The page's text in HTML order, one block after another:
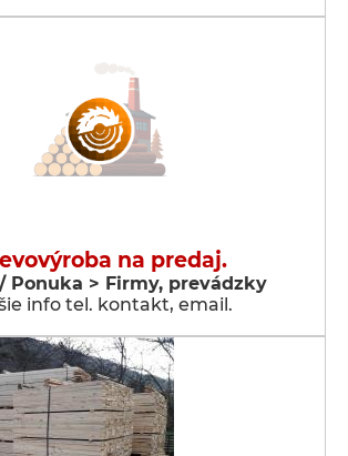
na predaj.
Ponuka > Firmy, prevádzky
info tel. kontakt, email.